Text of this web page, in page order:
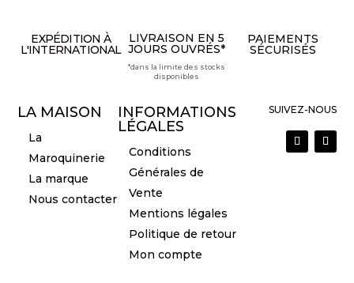
EXPÉDITION À
L'INTERNATIONAL
LIVRAISON EN 5
JOURS OUVRÉS*
*dans la limite des stocks
disponibles
PAIEMENTS
SÉCURISÉS
LA MAISON
La
Maroquinerie
La marque
Nous contacter
INFORMATIONS
LÉGALES
Conditions
Générales de
Vente
Mentions légales
Politique de retour
Mon compte
SUIVEZ-NOUS